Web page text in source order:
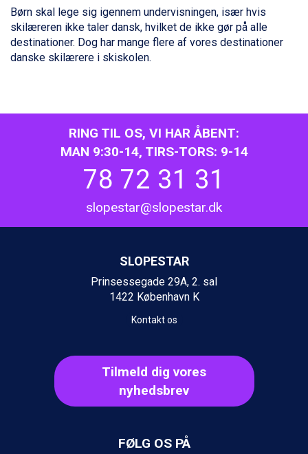
Val Thorens fra DKK 5.395
Cervinia fra DKK 5.295
Sölden fra DKK 8.445
Bad Hofgastein fra DKK 5.495
Sestriere fra DKK 4.395
Fieberbrunn fra DKK 6.145
Wagrain fra DKK 4.645
Ischgl fra DKK 7.095
St. Anton fra DKK 7.245
Zell am See fra DKK 4.095
Livigno fra DKK 4.145
Alleghe fra DKK 5.595
Sauze dOulx fra DKK 4.045
Arabba fra DKK 7.045
Val Thorens fra DKK 5.395
Sölden fra DKK 8.445
Bad Hofgastein fra DKK 5.495
Passo Tonale fra DKK 3.795
Saalbach fra DKK 5.945
Fieberbrunn fra DKK 6.145
Børn skal lege sig igennem undervisningen, især hvis
skilæreren ikke taler dansk, hvilket de ikke gør på alle
destinationer. Dog har mange flere af vores destinationer
danske skilærere i skiskolen.
RING TIL OS, VI HAR ÅBENT:
MAN 9:30-14, TIRS-TORS: 9-14
78 72 31 31
slopestar@slopestar.dk
SLOPESTAR
Prinsessegade 29A, 2. sal
1422 København K
Kontakt os
Tilmeld dig vores
nyhedsbrev
FØLG OS PÅ